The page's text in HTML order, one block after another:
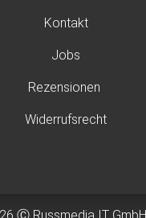
Kontakt
Jobs
Rezensionen
Widerrufsrecht